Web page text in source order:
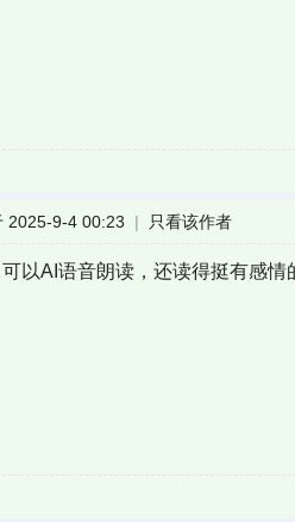
2025-9-4 00:23 | 只看该作者
以AI语音朗读，还读得挺有感情